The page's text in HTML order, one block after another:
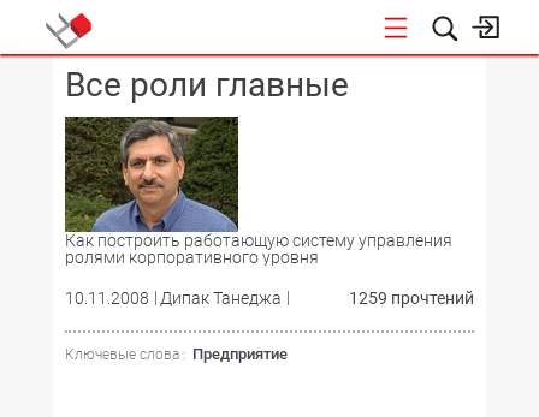
КОНФЕРЕНЦИИ
Все роли главные
Как построить работающую систему управления
ролями корпоративного уровня
10.11.2008 Дипак Танеджа 1259 прочтений
Ключевые слова : Предприятие